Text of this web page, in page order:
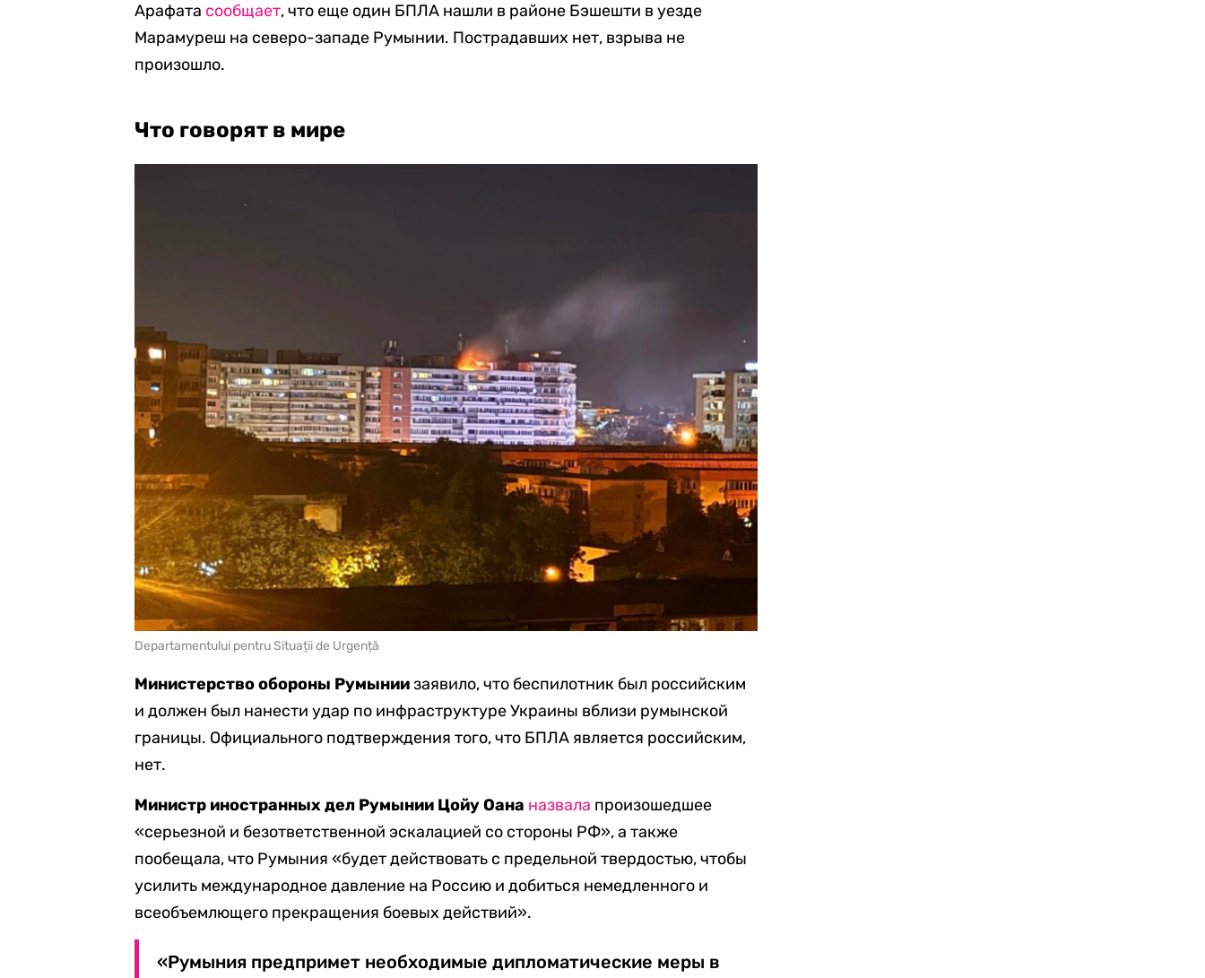
Арафата сообщает, что еще один БПЛА нашли в районе Бэшешти в уезде
Марамуреш на северо-западе Румынии. Пострадавших нет, взрыва не
произошло.
Что говорят в мире
Departamentului pentru Situații de Urgență
Министерство обороны Румыниизаявило, что беспилотник был российским
и должен был нанести удар по инфраструктуре Украины вблизи румынской
границы. Официального подтверждения того, что БПЛА является российским,
нет.
Министр иностранных дел Румынии Цойу Оана назвала произошедшее
«серьезной и безответственной эскалацией со стороны РФ», а также
пообещала, что Румыния «будет действовать с предельной твердостью, чтобы
усилить международное давление на Россию и добиться немедленного и
всеобъемлющего прекращения боевых действий».
«Румыния предпримет необходимые дипломатические меры в